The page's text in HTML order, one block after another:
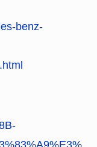
benz-